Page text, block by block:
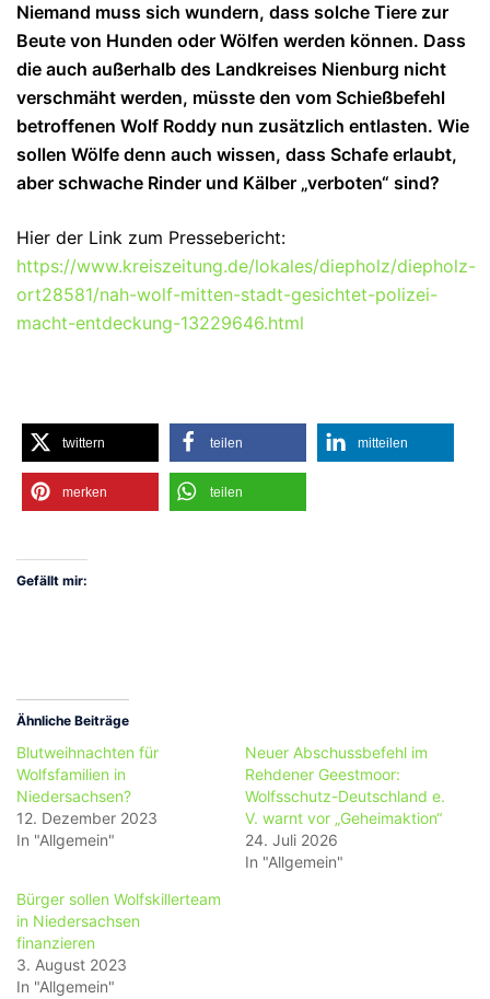
Niemand muss sich wundern, dass solche Tiere zur
Beute von Hunden oder Wölfen werden können. Dass
die auch außerhalb des Landkreises Nienburg nicht
verschmäht werden, müsste den vom Schießbefehl
betroffenen Wolf Roddy nun zusätzlich entlasten. Wie
sollen Wölfe denn auch wissen, dass Schafe erlaubt,
aber schwache Rinder und Kälber „verboten“ sind?
Hier der Link zum Pressebericht:
https://www.kreiszeitung.de/lokales/diepholz/diepholz-
ort28581/nah-wolf-mitten-stadt-gesichtet-polizei-
macht-entdeckung-13229646.html
twittern teilen mitteilen
merken teilen
Gefällt mir:
Ähnliche Beiträge
Blutweihnachten für
Wolfsfamilien in
Niedersachsen?
12. Dezember 2023
In "Allgemein"
Neuer Abschussbefehl im
Rehdener Geestmoor:
Wolfsschutz-Deutschland e.
V. warnt vor „Geheimaktion“
24. Juli 2026
In "Allgemein"
Bürger sollen Wolfskillerteam
in Niedersachsen
finanzieren
3. August 2023
In "Allgemein"